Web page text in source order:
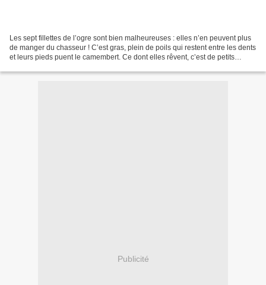
Les sept fillettes de l’ogre sont bien malheureuses : elles n’en peuvent plus
de manger du chasseur ! C’est gras, plein de poils qui restent entre les dents
et leurs pieds puent le camembert. Ce dont elles rêvent, c’est de petits
Publicité